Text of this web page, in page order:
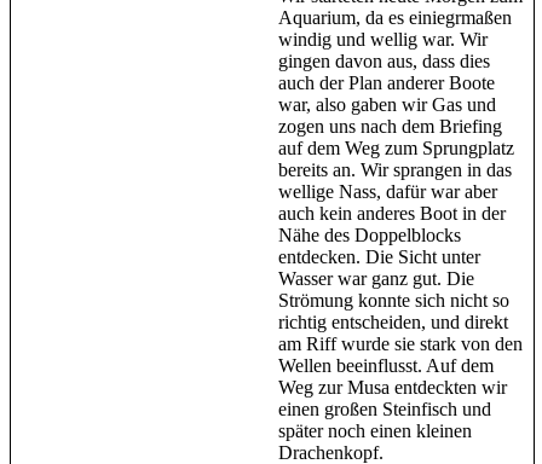
Aquarium, da es einiegrmaßen
windig und wellig war. Wir
gingen davon aus, dass dies
auch der Plan anderer Boote
war, also gaben wir Gas und
zogen uns nach dem Briefing
auf dem Weg zum Sprungplatz
bereits an. Wir sprangen in das
wellige Nass, dafür war aber
auch kein anderes Boot in der
Nähe des Doppelblocks
entdecken. Die Sicht unter
Wasser war ganz gut. Die
Strömung konnte sich nicht so
richtig entscheiden, und direkt
am Riff wurde sie stark von den
Wellen beeinflusst. Auf dem
Weg zur Musa entdeckten wir
einen großen Steinfisch und
später noch einen kleinen
Drachenkopf.